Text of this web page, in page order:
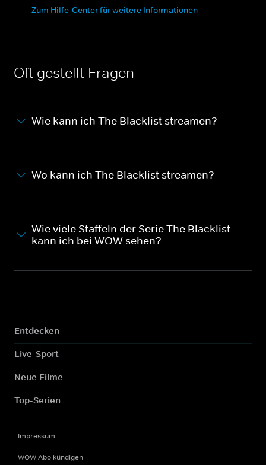
Zum Hilfe-Center für weitere Informationen
Oft gestellt Fragen
Wie kann ich The Blacklist streamen?
Wo kann ich The Blacklist streamen?
Wie viele Staffeln der Serie The Blacklist
kann ich bei WOW sehen?
Entdecken
Live-Sport
Neue Filme
Top-Serien
Impressum
WOW Abo kündigen